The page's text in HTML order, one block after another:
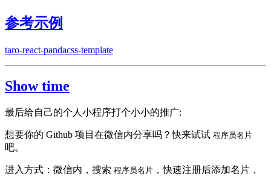
参考示例
taro-react-pandacss-template
Show time
最后给自己的个人小程序打个小小的推广:
想要你的 Github 项目在微信内分享吗？快来试试 程序员名片
吧。
进入方式：微信内，搜索 程序员名片 ，快速注册后添加名片，